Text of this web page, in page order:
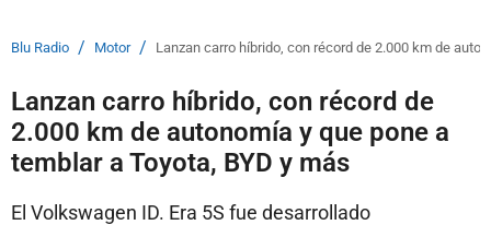
Blu Radio / Motor / Lanzan carro híbrido, con récord de 2.000 km de
Lanzan carro híbrido, con récord de
2.000 km de autonomía y que pone a
temblar a Toyota, BYD y más
El Volkswagen ID. Era 5S fue desarrollado